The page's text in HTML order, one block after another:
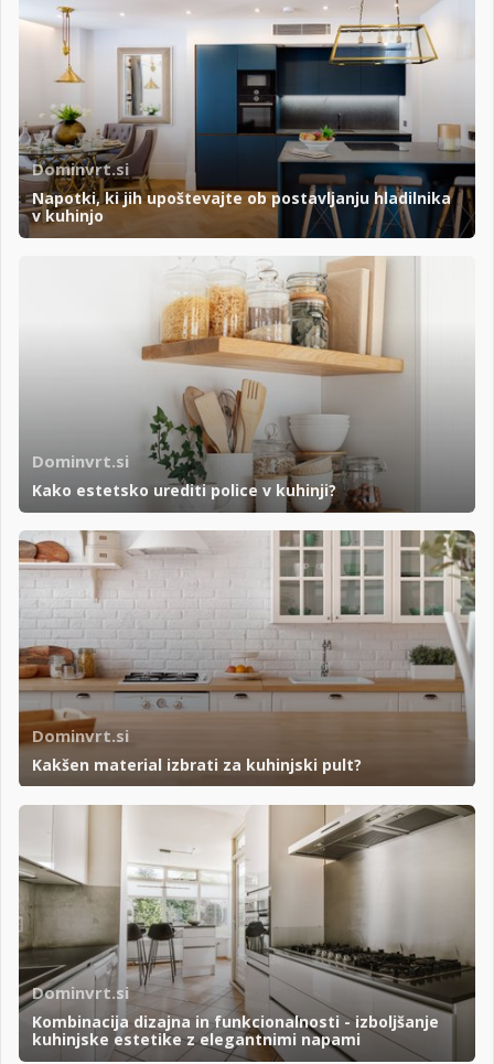
Dominvrt.si
Napotki, ki jih upoštevajte ob postavljanju hladilnika
v kuhinjo
Dominvrt.si
Kako estetsko urediti police v kuhinji?
Dominvrt.si
Kakšen material izbrati za kuhinjski pult?
Dominvrt.si
Kombinacija dizajna in funkcionalnosti - izboljšanje
kuhinjske estetike z elegantnimi napami